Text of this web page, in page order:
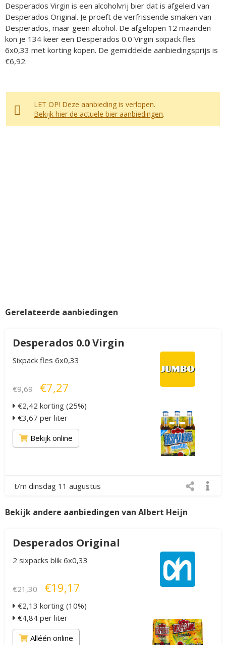
Desperados Virgin is een alcoholvrij bier dat is afgeleid van
Desperados Original. Je proeft de verfrissende smaken van
Desperados, maar geen alcohol. De afgelopen 12 maanden
kon je 134 keer een Desperados 0.0 Virgin sixpack fles
6x0,33 met korting kopen. De gemiddelde aanbiedingsprijs is
€6,92.
LET OP! Deze aanbieding is verlopen.
Bekijk hier de actuele bier aanbiedingen.
Gerelateerde aanbiedingen
Desperados 0.0 Virgin
Sixpack fles 6x0,33
€9,69 €7,27
€2,42 korting (25%)
€3,67 per liter
Bekijk online
t/m dinsdag 11 augustus
Bekijk andere aanbiedingen van Albert Heijn
Desperados Original
2 sixpacks blik 6x0,33
€21,30 €19,17
€2,13 korting (10%)
€4,84 per liter
Alléén online